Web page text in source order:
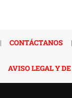
| CONTÁCTANOS |
AVISO LEGAL Y